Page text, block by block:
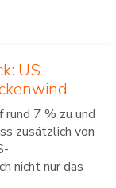
US-
7 % zu und
zusätzlich von
nicht nur das